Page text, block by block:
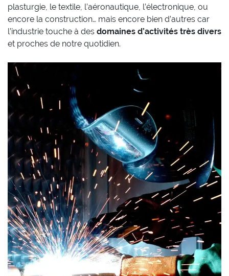
plasturgie, le textile, l’aéronautique, l’électronique, ou
encore la construction… mais encore bien d’autres car
l’industrie touche à des domaines d’activités très divers
et proches de notre quotidien.